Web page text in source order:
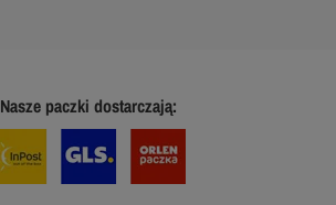
Nasze paczki dostarczają: